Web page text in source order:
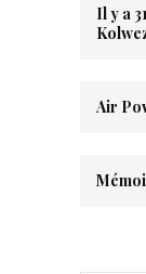
Il y a
Air